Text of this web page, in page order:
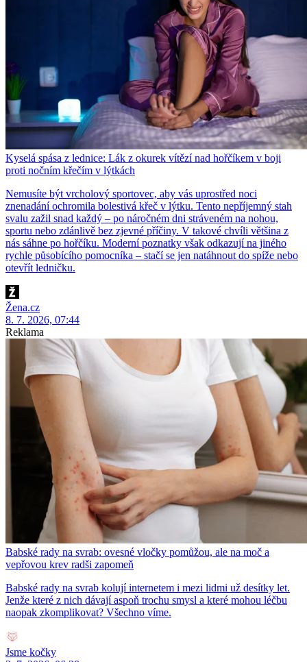
Kyselá spása z lednice: Lák z okurek vítězí nad hořčíkem v boji
proti nočním křečím v lýtkách
Nemusíte být vrcholový sportovec, aby vás uprostřed noci
znenadání ochromila bolestivá křeč v lýtku. Tento nepříjemný stah
svalu zažil snad každý – po náročném dni stráveném na nohou,
sportu nebo zdánlivě bez zjevné příčiny. V takové chvíli většina z
nás sáhne po hořčíku. Moderní poznatky však odkazují na jiného
rychle působícího pomocníka – stačí se jen natáhnout do spíže nebo
otevřít ledničku.
Žena.cz
8. 7. 2026, 07:44
Reklama
Babské rady na svrab: ovesné vločky pomůžou, ale na moč a
vepřovou krev radši zapomeň
Babské rady na svrab kolují internetem i mezi lidmi už desítky let.
Jenže které z nich dávají aspoň trochu smysl a které mohou léčbu
naopak zkomplikovat? Všechno víme.
Jsme kočky